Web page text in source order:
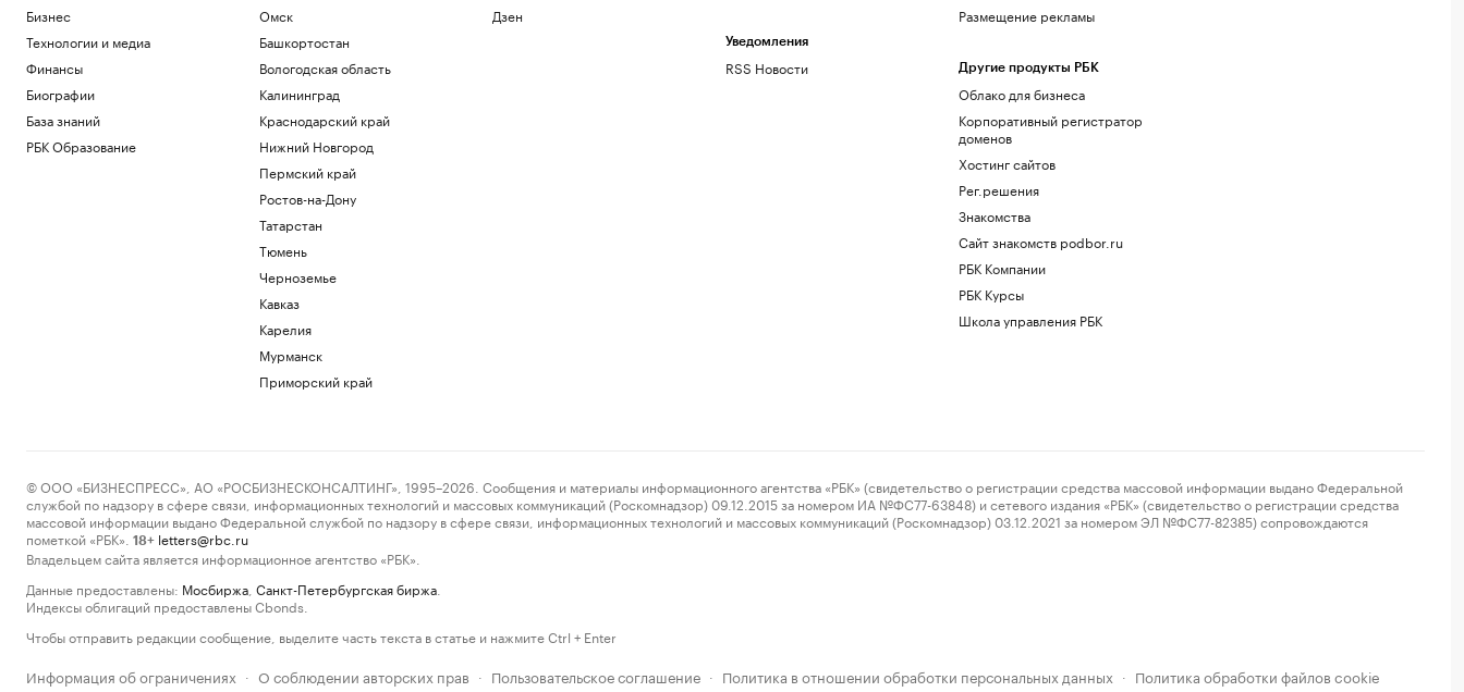
Бизнес
Технологии и медиа
Финансы
Биографии
База знаний
РБК Образование
Омск
Башкортостан
Вологодская область
Калининград
Краснодарский край
Нижний Новгород
Пермский край
Ростов-на-Дону
Татарстан
Тюмень
Черноземье
Кавказ
Карелия
Мурманск
Приморский край
Дзен
Уведомления
RSS Новости
Размещение рекламы
Другие продукты РБК
Облако для бизнеса
Корпоративный регистратор
доменов
Хостинг сайтов
Рег.решения
Знакомства
Сайт знакомств podbor.ru
РБК Компании
РБК Курсы
Школа управления РБК
© ООО «БИЗНЕСПРЕСС», АО «РОСБИЗНЕСКОНСАЛТИНГ», 1995–2026. Сообщения и материалы информационного агентства «РБК» (свидетельство о регистрации средства массовой информации выдано Федеральной
службой по надзору в сфере связи, информационных технологий и массовых коммуникаций (Роскомнадзор) 09.12.2015 за номером ИА №ФС77-63848) и сетевого издания «РБК» (свидетельство о регистрации средства
массовой информации выдано Федеральной службой по надзору в сфере связи, информационных технологий и массовых коммуникаций (Роскомнадзор) 03.12.2021 за номером ЭЛ №ФС77-82385) сопровождаются
пометкой «РБК».
18+ letters@rbc.ru
Владельцем сайта является информационное агентство «РБК».
Данные предоставлены: Мосбиржа Санкт-Петербургская биржа
Индексы облигаций предоставлены Cbonds.
Чтобы отправить редакции сообщение, выделите часть текста в статье и нажмите Ctrl + Enter
Информация об ограничениях · О соблюдении авторских прав · Пользовательское соглашение · Политика в отношении обработки персональных данных · Политика обработки файлов cookie